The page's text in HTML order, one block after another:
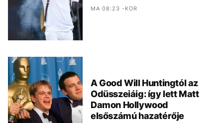
MA 08:23 -KOR
A Good Will Huntingtól az
Odüsszeiáig: így lett Matt
Damon Hollywood
elsőszámú hazatérője